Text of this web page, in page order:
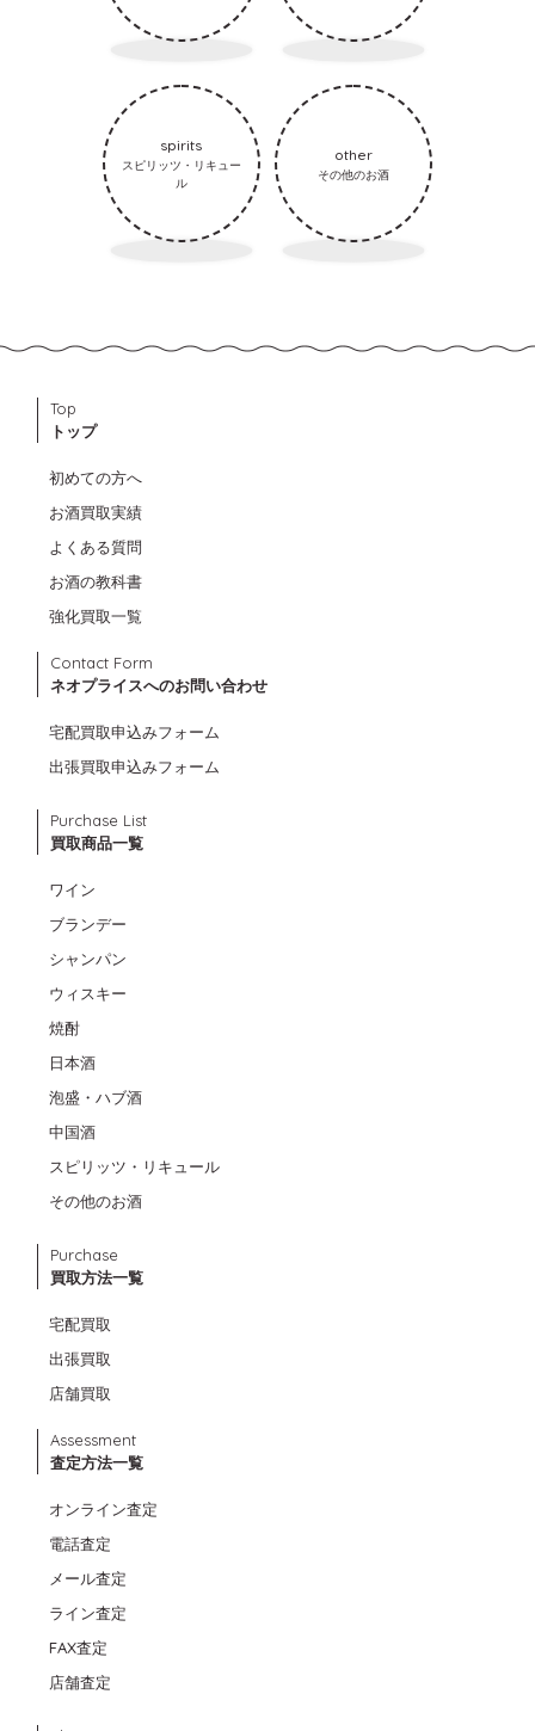
spirits
スピリッツ・リキュー
ル
other
その他のお酒
Top
トップ
初めての方へ
お酒買取実績
よくある質問
お酒の教科書
強化買取一覧
Contact Form
ネオプライスへのお問い合わせ
宅配買取申込みフォーム
出張買取申込みフォーム
Purchase List
買取商品一覧
ワイン
ブランデー
シャンパン
ウィスキー
焼酎
日本酒
泡盛・ハブ酒
中国酒
スピリッツ・リキュール
その他のお酒
Purchase
買取方法一覧
宅配買取
出張買取
店舗買取
Assessment
査定方法一覧
オンライン査定
電話査定
メール査定
ライン査定
FAX査定
店舗査定